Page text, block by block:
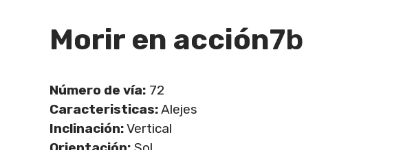
Morir en acción7b
Número de vía: 72
Caracteristicas:Alejes
Inclinación:Vertical